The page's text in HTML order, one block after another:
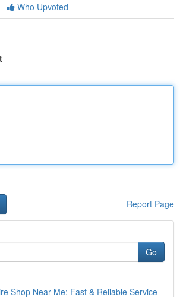
Who Upvoted
Report Page
Go
Shop Near Me: Fast & Reliable Service